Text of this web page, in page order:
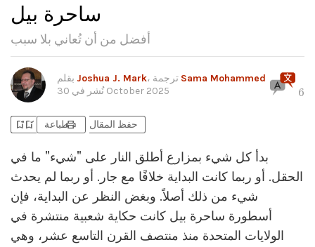
ساحرة بيل
أفضل من أن تُعاني بلا سبب
Joshua J. Mark
Sama Mohammed
نُشر في30 October 2025 6
bookmark_addbookmark_added حفظ المقال printطباعة
بدأ كل شيء بمزارع أطلق النار على "شيء" ما في
الحقل. أو ربما كانت البداية خلافًا مع جار. أو ربما لم يحدث
شيء من ذلك أصلاً. وبغض النظر عن البداية، فإن
أسطورة ساحرة بيل كانت حكاية شعبية منتشرة في
الولايات المتحدة منذ منتصف القرن التاسع عشر، وهي